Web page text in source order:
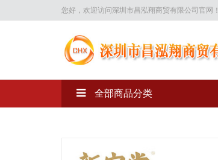
您好，欢迎访问深圳市昌泓翔商贸有限公司官网！
全部商品分类